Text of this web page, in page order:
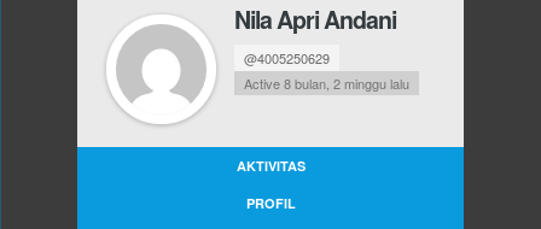
Nila Apri Andani
@4005250629
Active 8 bulan, 2 minggu lalu
AKTIVITAS
PROFIL